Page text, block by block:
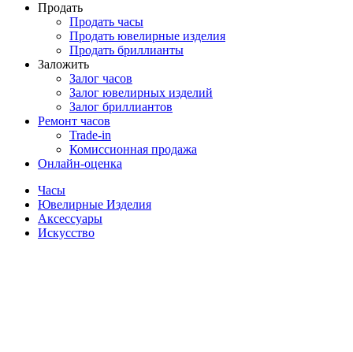
Продать
Продать часы
Продать ювелирные изделия
Продать бриллианты
Заложить
Залог часов
Залог ювелирных изделий
Залог бриллиантов
Ремонт часов
Trade-in
Комиссионная продажа
Онлайн-оценка
Часы
Ювелирные Изделия
Аксессуары
Искусство